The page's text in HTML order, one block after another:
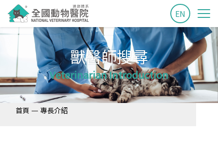
EN
獸醫師搜尋
Veterinarian Introduction
首頁 — 專長介紹